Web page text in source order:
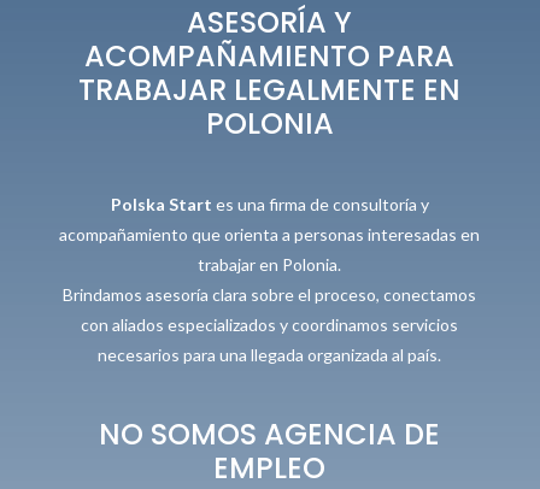
ASESORÍA Y
ACOMPAÑAMIENTO PARA
TRABAJAR LEGALMENTE EN
POLONIA
Polska Start es una firma de consultoría y
acompañamiento que orienta a personas interesadas en
trabajar en Polonia.
Brindamos asesoría clara sobre el proceso, conectamos
con aliados especializados y coordinamos servicios
necesarios para una llegada organizada al país.
NO SOMOS AGENCIA DE
EMPLEO